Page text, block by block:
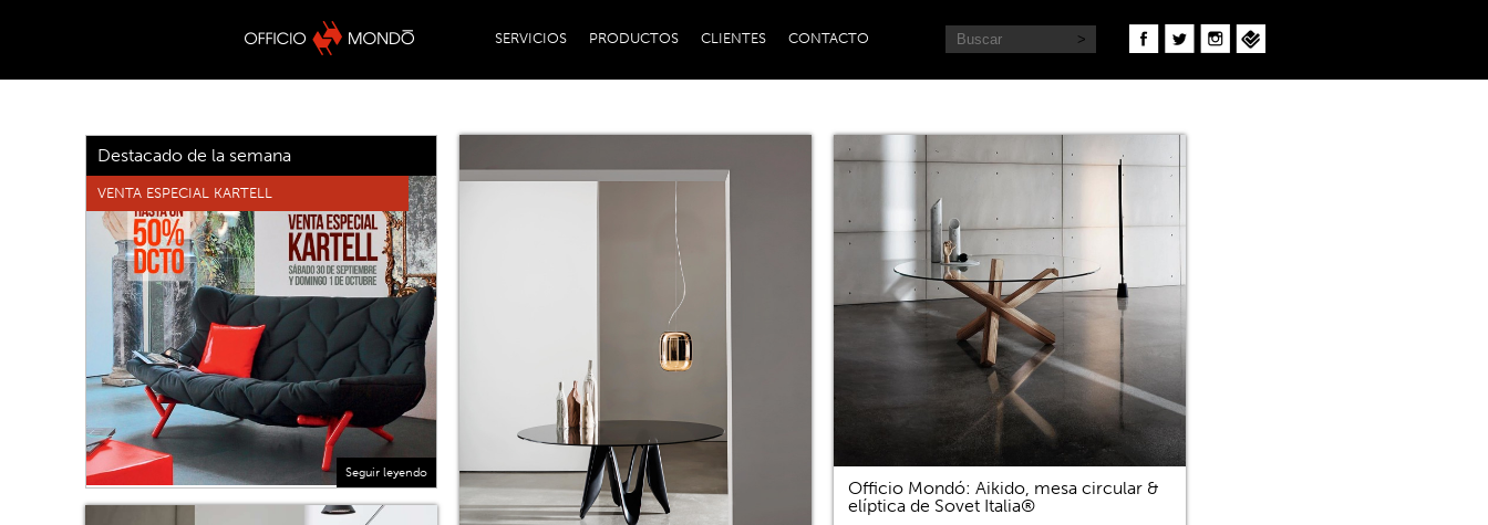
SERVICIOS PRODUCTOS CLIENTES CONTACTO
Destacado de la semana
VENTA ESPECIAL KARTELL
Seguir leyendo
Officio Mondó: Aikido, mesa circular &
elíptica de Sovet Italia®